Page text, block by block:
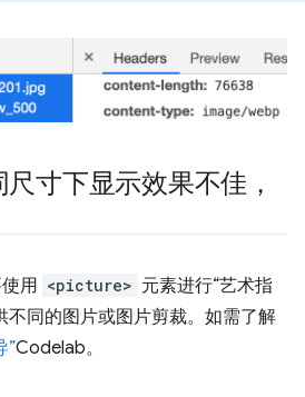
寸下显示效果不佳，
用 <picture> 元素进行“艺术指
不同的图片或图片剪裁。如需了解
”Codelab。